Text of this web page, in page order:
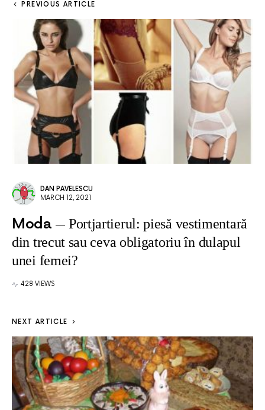
PREVIOUS ARTICLE
DAN PAVELESCU
MARCH 12, 2021
Moda
Portjartierul: piesă vestimentară
din trecut sau ceva obligatoriu în dulapul
unei femei?
428 VIEWS
NEXT ARTICLE